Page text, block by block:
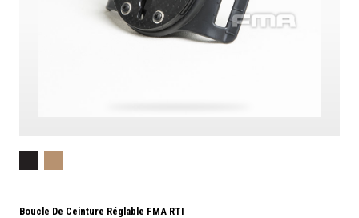
Boucle De Ceinture Réglable FMA RTI